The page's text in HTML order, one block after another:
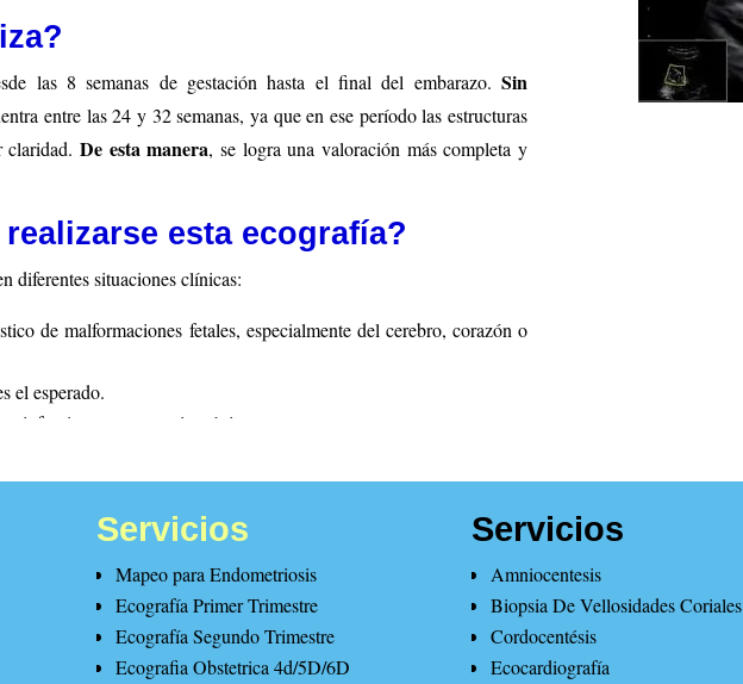
las 8 semanas de gestación hasta el final del embarazo. Sin
entre las 24 y 32 semanas, ya que en ese período las estructuras
claridad. De esta manera, se logra una valoración más completa y
esta ecografía?
diferentes situaciones clínicas:
de malformaciones fetales, especialmente del cerebro, corazón o
el esperado.
infecciones o sustancias tóxicas.
detalladas del cerebro fetal. De esta manera, se pueden confirmar o
a la paciente cuando los resultados son normales.
Servicios
Mapeo para Endometriosis
Ecografía Primer Trimestre
Ecografía Segundo Trimestre
Ecografia Obstetrica 4d/5D/6D
Servicios
Amniocentesis
Biopsia De Vellosidades Coriales
Cordocentésis
Ecocardiografía